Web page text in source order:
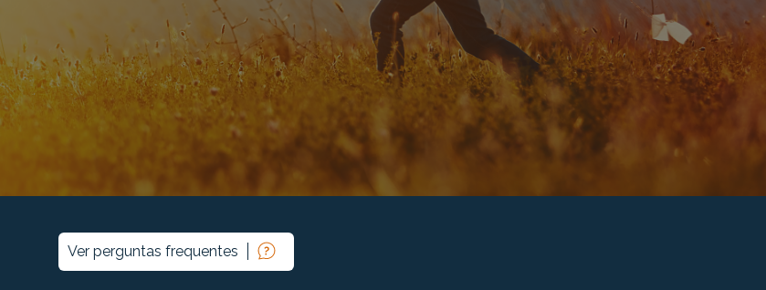
Ver perguntas frequentes